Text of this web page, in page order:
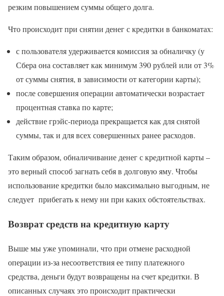
резким повышением суммы общего долга.
Что происходит при снятии денег с кредитки в банкоматах:
с пользователя удерживается комиссия за обналичку (у
Сбера она составляет как минимум 390 рублей или от 3%
от суммы снятия, в зависимости от категории карты);
после совершения операции автоматически возрастает
процентная ставка по карте;
действие грэйс-периода прекращается как для снятой
суммы, так и для всех совершенных ранее расходов.
Таким образом, обналичивание денег с кредитной карты –
это верный способ загнать себя в долговую яму. Чтобы
использование кредитки было максимально выгодным, не
следует прибегать к нему ни при каких обстоятельствах.
Возврат средств на кредитную карту
Выше мы уже упоминали, что при отмене расходной
операции из-за несоответствия ее типу платежного
средства, деньги будут возвращены на счет кредитки. В
описанных случаях это происходит практически